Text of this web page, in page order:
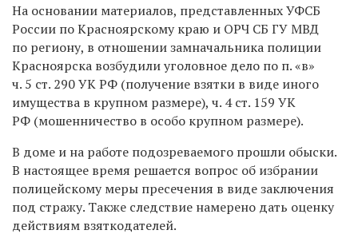
На основании материалов, представленных УФСБ
России по Красноярскому краю и ОРЧ СБ ГУ МВД
по региону, в отношении замначальника полиции
Красноярска возбудили уголовное дело по п. «в»
ч. 5 ст. 290 УК РФ (получение взятки в виде иного
имущества в крупном размере), ч. 4 ст. 159 УК
РФ (мошенничество в особо крупном размере).
В доме и на работе подозреваемого прошли обыски.
В настоящее время решается вопрос об избрании
полицейскому меры пресечения в виде заключения
под стражу. Также следствие намерено дать оценку
действиям взяткодателей.